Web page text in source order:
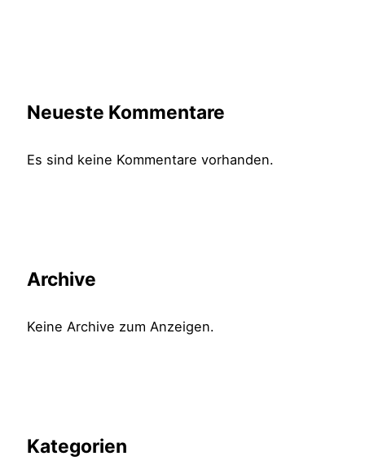
Neueste Kommentare
Es sind keine Kommentare vorhanden.
Archive
Keine Archive zum Anzeigen.
Kategorien